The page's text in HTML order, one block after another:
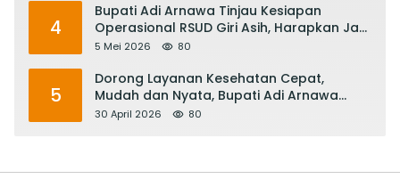
4
Bupati Adi Arnawa Tinjau Kesiapan
Operasional RSUD Giri Asih, Harapkan Jadi
RS Rujukan Terbaik
5 Mei 2026 80
5
Dorong Layanan Kesehatan Cepat,
Mudah dan Nyata, Bupati Adi Arnawa
Evaluasi ‘Mantap Nak Badung’
30 April 2026 80